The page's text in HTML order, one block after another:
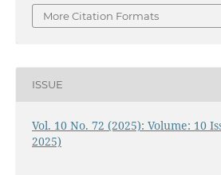
More Citation Formats
ISSUE
Vol. 10 No. 72 (2025): Volume: 10
2025)